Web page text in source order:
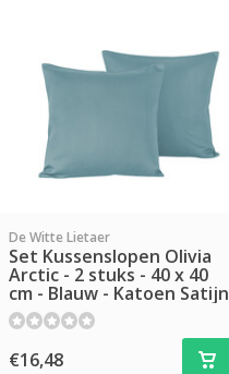
De Witte Lietaer
Set Kussenslopen Olivia
Arctic - 2 stuks - 40 x 40
cm - Blauw - Katoen Satijn
€16,48